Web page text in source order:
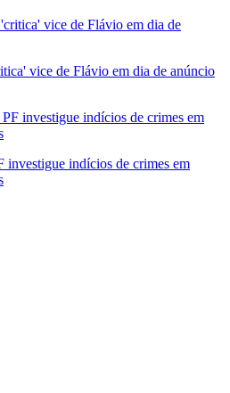
vice de Flávio em dia de anúncio
investigue indícios de crimes em